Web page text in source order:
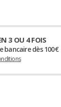
3 OU 4 FOIS
bancaire dès 100€